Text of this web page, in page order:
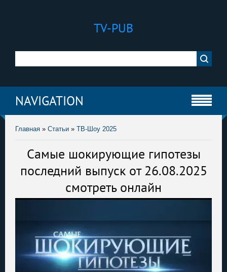
TV-PUB
NAVIGATION
Главная » Статьи » ТВ-Шоу 2025
Самые шокирующие гипотезы
последний выпуск от 26.08.2025
смотреть онлайн